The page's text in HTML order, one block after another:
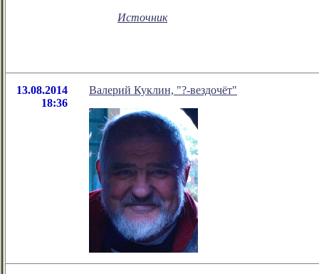
Источник
13.08.2014
18:36
Валерий Куклин, "?-вездочёт"